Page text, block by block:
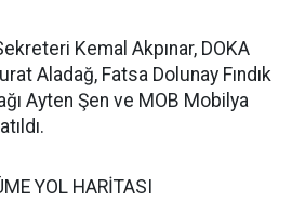
Kemal Akpınar, DOKA
Aladağ, Fatsa Dolunay Fındık
Ayten Şen ve MOB Mobilya
YOL HARİTASI